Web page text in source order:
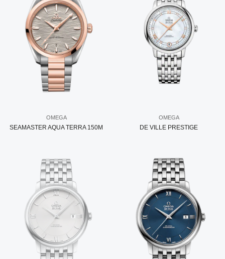
OMEGA
SEAMASTER AQUA TERRA 150M
OMEGA
DE VILLE PRESTIGE